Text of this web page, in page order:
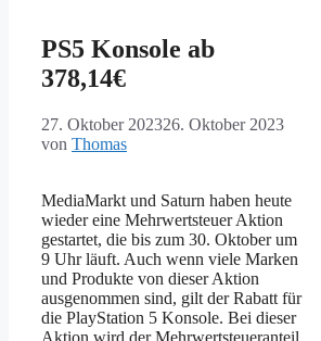
PS5 Konsole ab
378,14€
27. Oktober 202326. Oktober 2023
von Thomas
MediaMarkt und Saturn haben heute
wieder eine Mehrwertsteuer Aktion
gestartet, die bis zum 30. Oktober um
9 Uhr läuft. Auch wenn viele Marken
und Produkte von dieser Aktion
ausgenommen sind, gilt der Rabatt für
die PlayStation 5 Konsole. Bei dieser
Aktion wird der Mehrwertsteueranteil